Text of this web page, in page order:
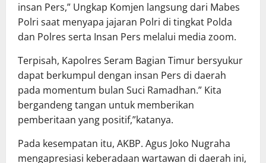
insan Pers,” Ungkap Komjen langsung dari Mabes
Polri saat menyapa jajaran Polri di tingkat Polda
dan Polres serta Insan Pers melalui media zoom.
Terpisah, Kapolres Seram Bagian Timur bersyukur
dapat berkumpul dengan insan Pers di daerah
pada momentum bulan Suci Ramadhan.” Kita
bergandeng tangan untuk memberikan
pemberitaan yang positif,”katanya.
Pada kesempatan itu, AKBP. Agus Joko Nugraha
mengapresiasi keberadaan wartawan di daerah ini,